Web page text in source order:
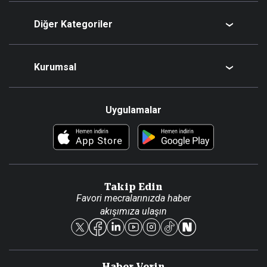
Bugünün Yazarları
Tüm Yazarlar
Diğer Kategoriler
Magazin
Teknoloji
Resmî Ilanlar
Foto Haber
Kurumsal
Hakkımızda
Künye
Reklam Ver
Uygulamalar
Takip Edin
Favori mecralarınızda haber
akışımıza ulaşın